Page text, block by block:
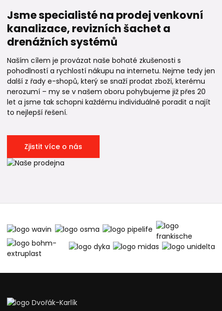
Jsme specialisté na prodej venkovní
kanalizace, revizních šachet a
drenážních systémů
Naším cílem je provázat naše bohaté zkušenosti s
pohodlností a rychlostí nákupu na internetu. Nejme tedy jen
další z řady e-shopů, který se snaží prodat zboží, kterému
nerozumí – my se v našem oboru pohybujeme již přes 20
let a jsme tak schopni každému individuálně poradit a najít
to nejlepší řešení.
Zjistit více o nás